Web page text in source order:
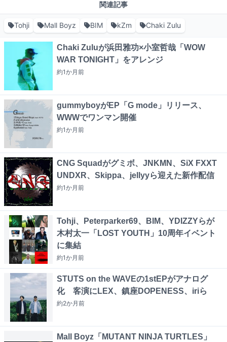
関連記事
Tohji Mall Boyz BIM kZm Chaki Zulu
Chaki Zuluが浜田雅功×小室哲哉「WOW
WAR TONIGHT」をアレンジ
約1か月前
gummyboyがEP「G mode」リリース、
WWWでワンマン開催
約1か月前
CNG Squadがグミボ、JNKMN、SiX FXXT
UNDXR、Skippa、jellyyら迎えた新作配信
約1か月前
Tohji、Peterparker69、BIM、YDIZZYらが
木村太一「LOST YOUTH」10周年イベント
に集結
約1か月前
STUTS on the WAVEの1stEPがアナログ
化 客演にLEX、鎮座DOPENESS、iriら
約2か月前
Mall Boyz「MUTANT NINJA TURTLES」